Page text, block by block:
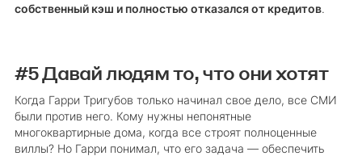
собственный кэш и полностью отказался от кредитов.
#5 Давай людям то, что они хотят
Когда Гарри Тригубов только начинал свое дело, все СМИ
были против него. Кому нужны непонятные
многоквартирные дома, когда все строят полноценные
виллы? Но Гарри понимал, что его задача — обеспечить